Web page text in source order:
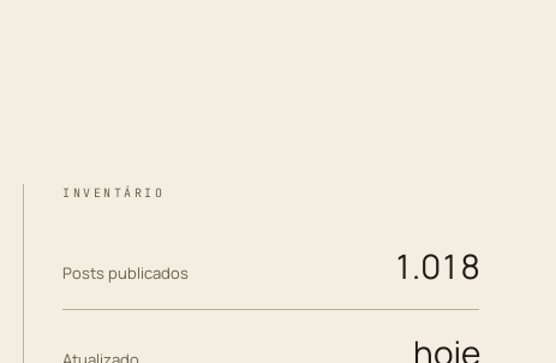
INVENTÁRIO
Posts publicados 1.018
hoje